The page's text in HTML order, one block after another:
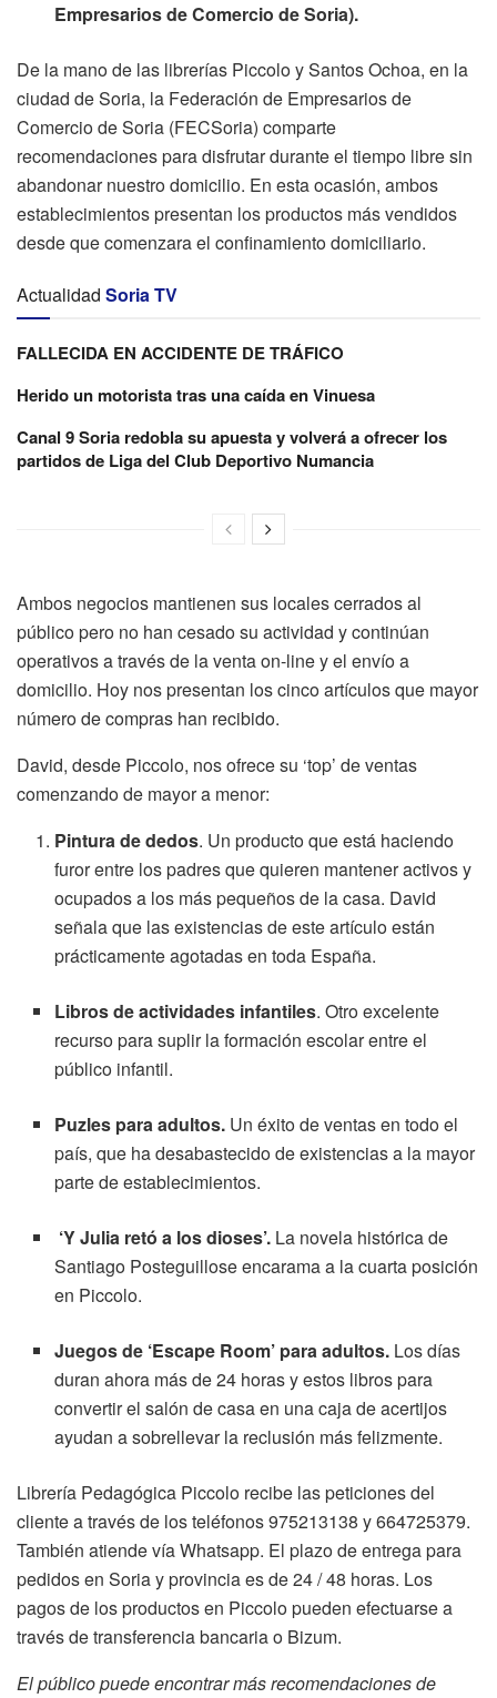
Empresarios de Comercio de Soria).
De la mano de las librerías Piccolo y Santos Ochoa, en la
ciudad de Soria, la Federación de Empresarios de
Comercio de Soria (FECSoria) comparte
recomendaciones para disfrutar durante el tiempo libre sin
abandonar nuestro domicilio. En esta ocasión, ambos
establecimientos presentan los productos más vendidos
desde que comenzara el confinamiento domiciliario.
Actualidad Soria TV
FALLECIDA EN ACCIDENTE DE TRÁFICO
Herido un motorista tras una caída en Vinuesa
Canal 9 Soria redobla su apuesta y volverá a ofrecer los
partidos de Liga del Club Deportivo Numancia
Ambos negocios mantienen sus locales cerrados al
público pero no han cesado su actividad y continúan
operativos a través de la venta on-line y el envío a
domicilio. Hoy nos presentan los cinco artículos que mayor
número de compras han recibido.
David, desde Piccolo, nos ofrece su ‘top’ de ventas
comenzando de mayor a menor:
Pintura de dedos. Un producto que está haciendo
furor entre los padres que quieren mantener activos y
ocupados a los más pequeños de la casa. David
señala que las existencias de este artículo están
prácticamente agotadas en toda España.
Libros de actividades infantiles. Otro excelente
recurso para suplir la formación escolar entre el
público infantil.
Puzles para adultos. Un éxito de ventas en todo el
país, que ha desabastecido de existencias a la mayor
parte de establecimientos.
‘Y Julia retó a los dioses’. La novela histórica de
Santiago Posteguillose encarama a la cuarta posición
en Piccolo.
Juegos de ‘Escape Room’ para adultos. Los días
duran ahora más de 24 horas y estos libros para
convertir el salón de casa en una caja de acertijos
ayudan a sobrellevar la reclusión más felizmente.
Librería Pedagógica Piccolo recibe las peticiones del
cliente a través de los teléfonos 975213138 y 664725379.
También atiende vía Whatsapp. El plazo de entrega para
pedidos en Soria y provincia es de 24 / 48 horas. Los
pagos de los productos en Piccolo pueden efectuarse a
través de transferencia bancaria o Bizum.
El público puede encontrar más recomendaciones de